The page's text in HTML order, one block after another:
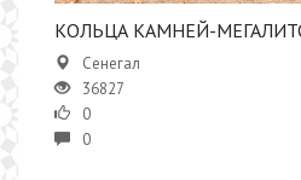
КОЛЬЦА КАМНЕЙ-
Сенегал
36827
0
0